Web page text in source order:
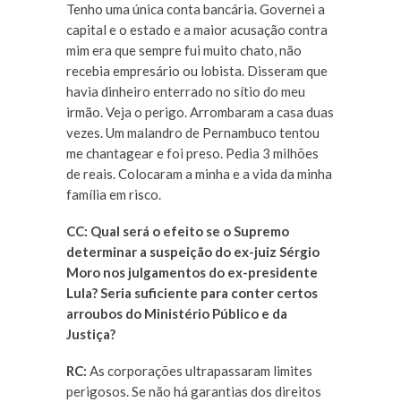
Tenho uma única conta bancária. Governei a
capital e o estado e a maior acusação contra
mim era que sempre fui muito chato, não
recebia empresário ou lobista. Disseram que
havia dinheiro enterrado no sítio do meu
irmão. Veja o perigo. Arrombaram a casa duas
vezes. Um malandro de Pernambuco tentou
me chantagear e foi preso. Pedia 3 milhões
de reais. Colocaram a minha e a vida da minha
família em risco.
CC: Qual será o efeito se o Supremo
determinar a suspeição do ex-juiz Sérgio
Moro nos julgamentos do ex-presidente
Lula? Seria suficiente para conter certos
arroubos do Ministério Público e da
Justiça?
RC: As corporações ultrapassaram limites
perigosos. Se não há garantias dos direitos